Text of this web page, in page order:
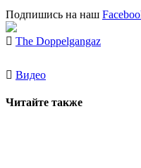
Подпишись на наш
The Doppelgangaz
Видео
Читайте также